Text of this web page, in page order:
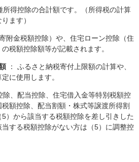
所得控除の合計額です。（所得税の計算
ます）
附金税額控除） や、住宅ローン控除（住
税額控除額等が記載されます。
： ふるさと納税寄付上限額の計算や、
に使用します。
、配当控除、住宅借入金等特別税額控
額控除、配当割額・株式等譲渡所得割
）から該当する税額控除を差し引きした
する税額控除がない方は（5）に調整控